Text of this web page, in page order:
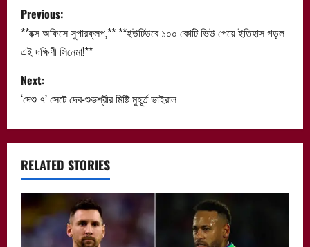
P
o
s
t
n
a
v
i
g
Previous:
**বক্স অফিসে সুপারফ্লপ,** **ইউটিউবে ১০০ কোটি ভিউ পেয়ে ইতিহাস গড়ল
এই দক্ষিণী সিনেমা!**
Next:
‘দেশু ৭’ সেটে দেব-শুভশ্রীর মিষ্টি মুহূর্ত ভাইরাল
RELATED STORIES